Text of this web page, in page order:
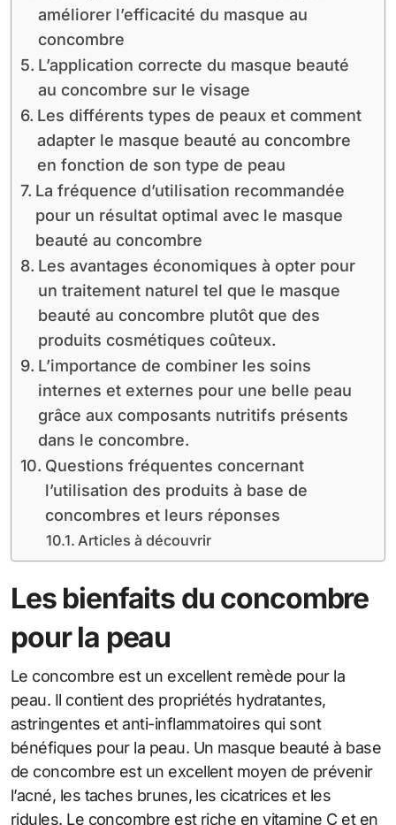
améliorer l’efficacité du masque au
concombre
L’application correcte du masque beauté
au concombre sur le visage
Les différents types de peaux et comment
adapter le masque beauté au concombre
en fonction de son type de peau
La fréquence d’utilisation recommandée
pour un résultat optimal avec le masque
beauté au concombre
Les avantages économiques à opter pour
un traitement naturel tel que le masque
beauté au concombre plutôt que des
produits cosmétiques coûteux.
L’importance de combiner les soins
internes et externes pour une belle peau
grâce aux composants nutritifs présents
dans le concombre.
Questions fréquentes concernant
l’utilisation des produits à base de
concombres et leurs réponses
Articles à découvrir
Les bienfaits du concombre
pour la peau
Le concombre est un excellent remède pour la
peau. Il contient des propriétés hydratantes,
astringentes et anti-inflammatoires qui sont
bénéfiques pour la peau. Un masque beauté à base
de concombre est un excellent moyen de prévenir
l’acné, les taches brunes, les cicatrices et les
ridules. Le concombre est riche en vitamine C et en